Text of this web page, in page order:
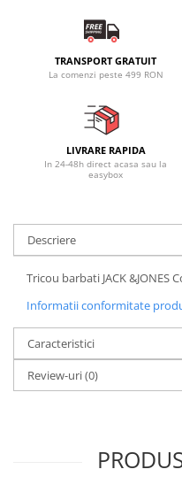
TRANSPORT GRATUIT
La comenzi peste 499 RON
LIVRARE RAPIDA
In 24-48h direct acasa sau la
easybox
Descriere
Tricou barbati JACK &JONES
Informatii conformitate
Caracteristici
Review-uri(0)